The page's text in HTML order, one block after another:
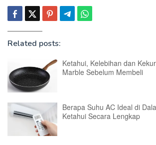
Related posts:
Ketahui, Kelebihan dan
Marble Sebelum Membeli
Berapa Suhu AC Ideal di
Ketahui Secara Lengkap